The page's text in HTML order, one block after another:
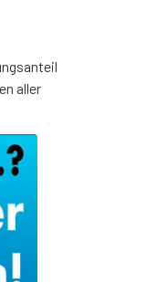
aller